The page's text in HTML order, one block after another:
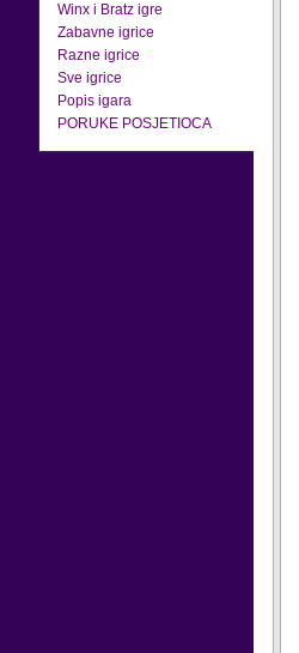
Winx i Bratz igre
Zabavne igrice
Razne igrice
Sve igrice
Popis igara
PORUKE POSJETIOCA